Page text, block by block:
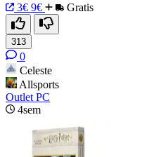
3€ 9€ Gratis
313
0
Celeste
Allsports
Outlet PC
4sem